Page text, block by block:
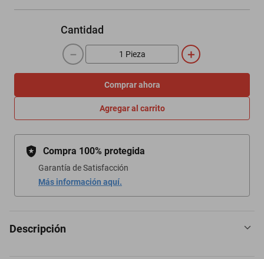
Cantidad
＋
－
Comprar ahora
Agregar al carrito
Compra 100% protegida
Garantía de Satisfacción
Más información aquí.
Descripción